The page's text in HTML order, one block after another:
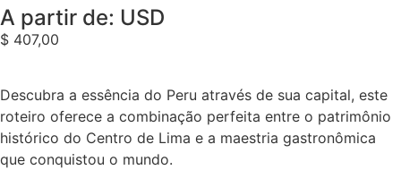
A partir de: USD
$ 407,00
Descubra a essência do Peru através de sua capital, este
roteiro oferece a combinação perfeita entre o patrimônio
histórico do Centro de Lima e a maestria gastronômica
que conquistou o mundo.